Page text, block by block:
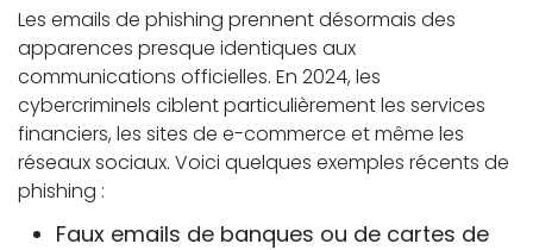
Les emails de phishing prennent désormais des
apparences presque identiques aux
communications officielles. En 2024, les
cybercriminels ciblent particulièrement les services
financiers, les sites de e-commerce et même les
réseaux sociaux. Voici quelques exemples récents de
phishing :
Faux emails de banques ou de cartes de